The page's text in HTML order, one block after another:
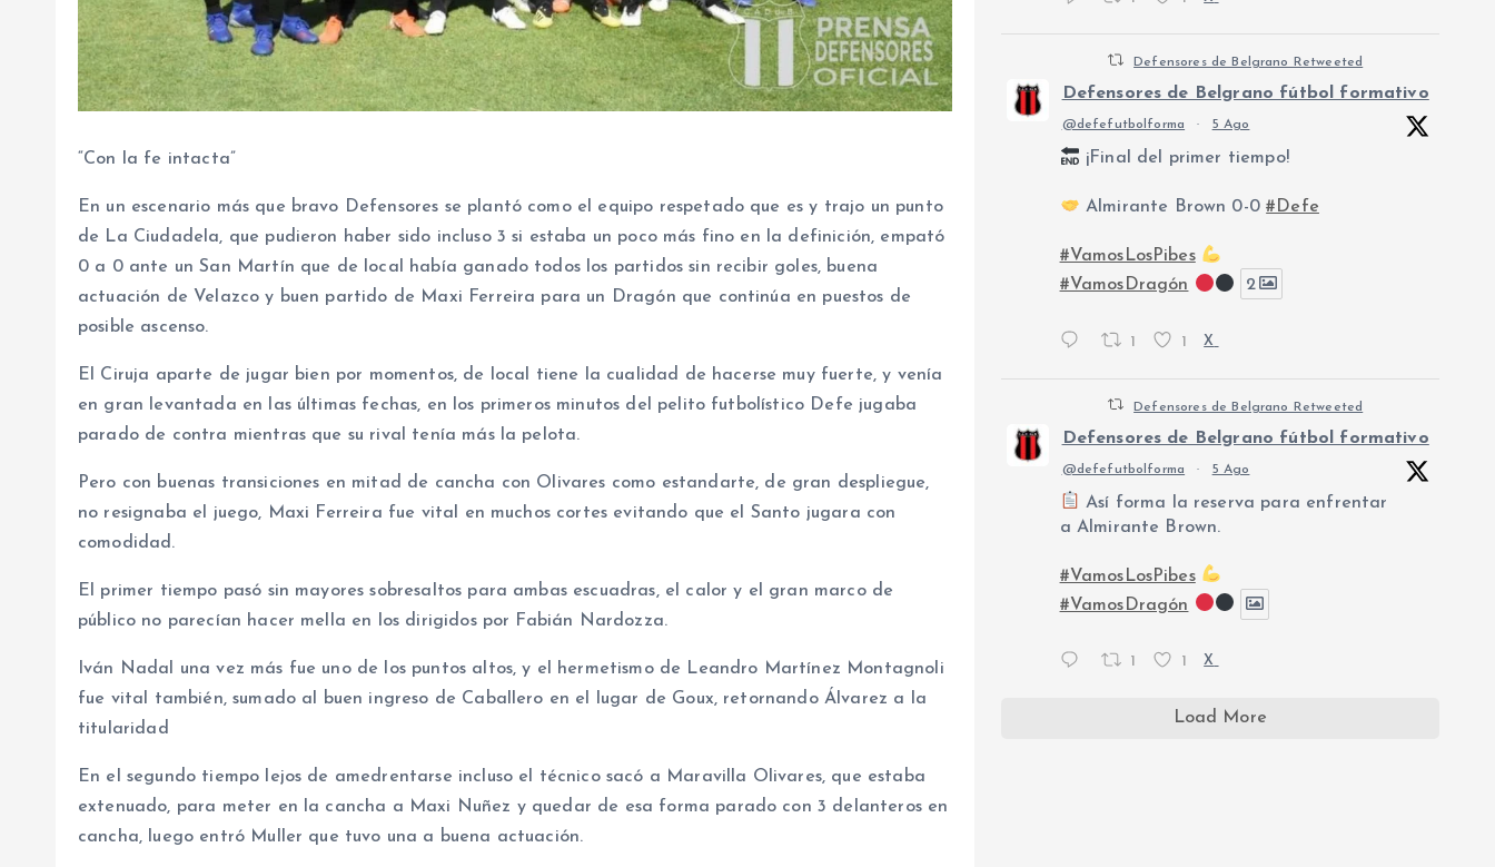
“Con la fe intacta”
En un escenario más que bravo Defensores se plantó como el equipo respetado que es y trajo un punto
de La Ciudadela, que pudieron haber sido incluso 3 si estaba un poco más fino en la definición, empató
0 a 0 ante un San Martín que de local había ganado todos los partidos sin recibir goles, buena
actuación de Velazco y buen partido de Maxi Ferreira para un Dragón que continúa en puestos de
posible ascenso.
El Ciruja aparte de jugar bien por momentos, de local tiene la cualidad de hacerse muy fuerte, y venía
en gran levantada en las últimas fechas, en los primeros minutos del pelito futbolístico Defe jugaba
parado de contra mientras que su rival tenía más la pelota.
Pero con buenas transiciones en mitad de cancha con Olivares como estandarte, de gran despliegue,
no resignaba el juego, Maxi Ferreira fue vital en muchos cortes evitando que el Santo jugara con
comodidad.
El primer tiempo pasó sin mayores sobresaltos para ambas escuadras, el calor y el gran marco de
público no parecían hacer mella en los dirigidos por Fabián Nardozza.
Iván Nadal una vez más fue uno de los puntos altos, y el hermetismo de Leandro Martínez Montagnoli
fue vital también, sumado al buen ingreso de Caballero en el lugar de Goux, retornando Álvarez a la
titularidad
En el segundo tiempo lejos de amedrentarse incluso el técnico sacó a Maravilla Olivares, que estaba
extenuado, para meter en la cancha a Maxi Nuñez y quedar de esa forma parado con 3 delanteros en
cancha, luego entró Muller que tuvo una a buena actuación.
Defensores de Belgrano Retweeted
Defensores de Belgrano fútbol formativo
@defefutbolforma · 5 Ago
¡Final del primer tiempo!
Almirante Brown 0-0#Defe
#VamosLosPibes
#VamosDragón
2
1 1 X
Defensores de Belgrano Retweeted
Defensores de Belgrano fútbol formativo
@defefutbolforma · 5 Ago
Así forma la reserva para enfrentar
a Almirante Brown.
#VamosLosPibes
#VamosDragón
1 1 X
Load More